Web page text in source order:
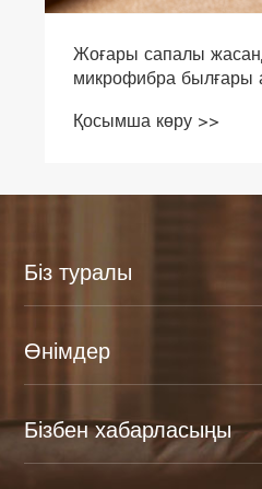
Біз туралы
Өнімдер
Бізбен хабарласыңы